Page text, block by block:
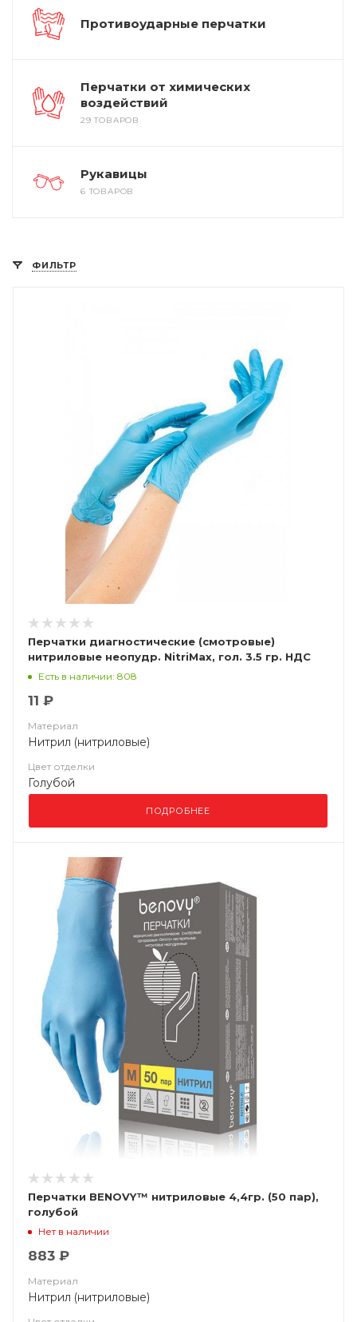
Противоударные перчатки
Перчатки от химических
воздействий
29 ТОВАРОВ
Рукавицы
6 ТОВАРОВ
ФИЛЬТР
Перчатки диагностические (смотровые)
нитриловые неопудр. NitriMax, гол. 3.5 гр. НДС
(10%)
Есть в наличии: 808
11 ₽
Материал
Нитрил (нитриловые)
Цвет отделки
Голубой
ПОДРОБНЕЕ
Перчатки BENOVY™ нитриловые 4,4гр. (50 пар),
голубой
Нет в наличии
883 ₽
Материал
Нитрил (нитриловые)